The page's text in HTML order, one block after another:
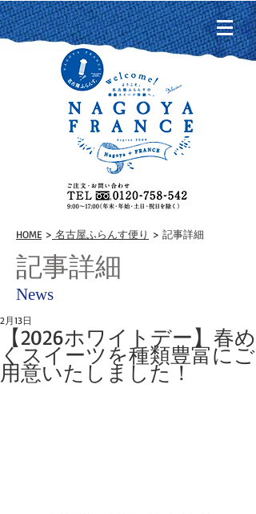
HOME > 名古屋ふらんす便り > 記事詳細
記事詳細
News
【2026ホワイトデー】春め
くスイーツを種類豊富にご
用意いたしました！
2月13日